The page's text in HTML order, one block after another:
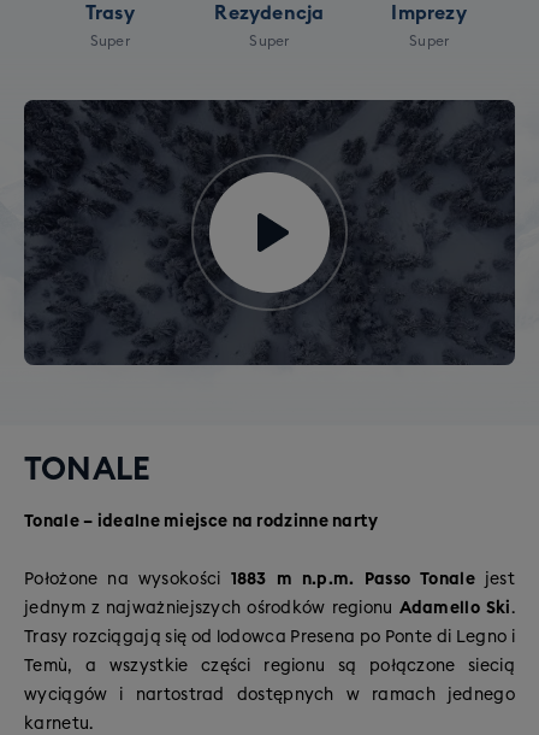
Trasy
Super
Rezydencja
Super
Imprezy
Super
TONALE
Tonale – idealne miejsce na rodzinne narty
Położone na wysokości 1883 m n.p.m. Passo Tonalejest
jednym z najważniejszych ośrodków regionu Adamello Ski.
Trasy rozciągają się od lodowca Presena po Ponte di Legno i
Temù, a wszystkie części regionu są połączone siecią
wyciągów i nartostrad dostępnych w ramach jednego
karnetu.